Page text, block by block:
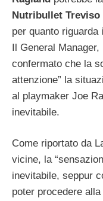
Nutribullet Treviso
per quanto
Il General Manager,
confermato che la
attenzione” la
al playmaker Joe
inevitabile.
Come riportato da
vicine, la
inevitabile, seppur
poter procedere